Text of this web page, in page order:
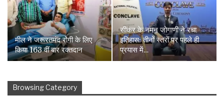
मील ने जरूरतमंद रोगी के लिए
किया 163 वीं बार रक्तदान
सीकर के नमन जोगाणी ने रचा
इतिहास: तीनों स्तरों पर पहले ही
प्रयास में…
Browsing Category